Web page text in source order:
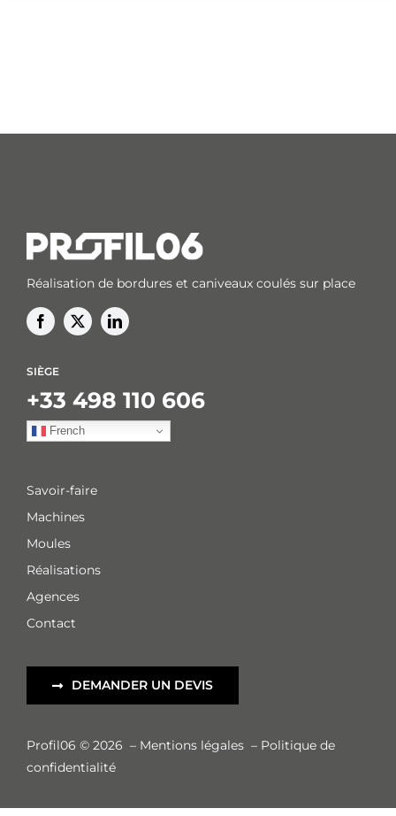
Réalisation de bordures et caniveaux coulés sur place
SIÈGE
+33 498 110 606
French
Savoir-faire
Machines
Moules
Réalisations
Agences
Contact
DEMANDER UN DEVIS
Profil06 © 2026 – Mentions légales – Politique de
confidentialité